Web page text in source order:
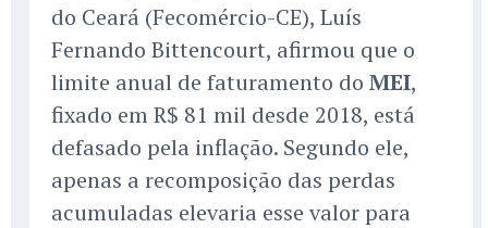
do Ceará (Fecomércio-CE), Luís
Fernando Bittencourt, afirmou que o
limite anual de faturamento do MEI,
fixado em R$ 81 mil desde 2018, está
defasado pela inflação. Segundo ele,
apenas a recomposição das perdas
acumuladas elevaria esse valor para